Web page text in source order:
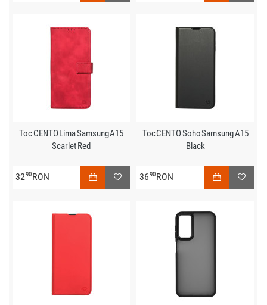
Toc CENTO Lima Samsung A15
Scarlet Red
3290RON
Toc CENTO Soho Samsung A15
Black
3690RON